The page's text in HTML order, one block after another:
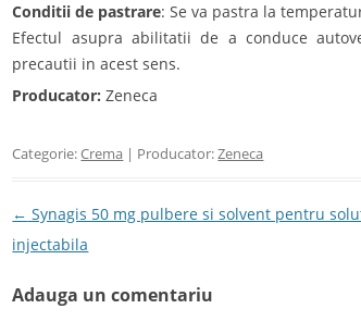
Conditii de pastrare: Se va pastra la
Efectul asupra abilitatii de a conduce
precautii in acest sens.
Producator: Zeneca
Categorie:Crema | Producator:Zeneca
Post navigation
← Synagis 50 mg pulbere si solvent pentru
injectabila
Adauga un comentariu